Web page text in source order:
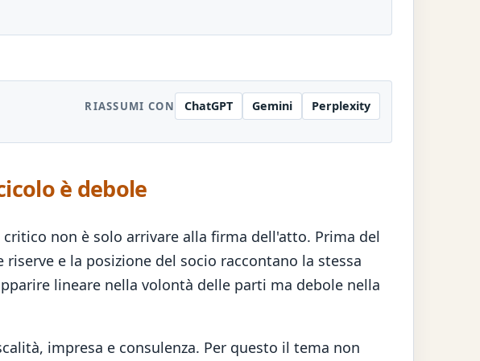
RIASSUMI CON ChatGPT Gemini Perplexity
è debole
non è solo arrivare alla firma dell'atto. Prima del
e la posizione del socio raccontano la stessa
lineare nella volontà delle parti ma debole nella
impresa e consulenza. Per questo il tema non